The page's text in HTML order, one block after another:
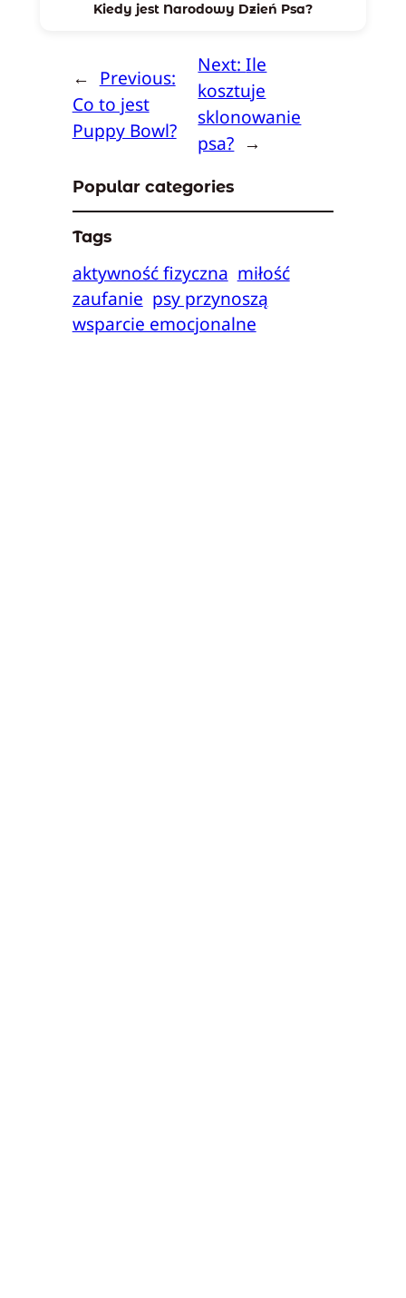
Kiedy jest Narodowy Dzień Psa?
← Previous:
Co to jest
Puppy Bowl?
Next:Ile
kosztuje
sklonowanie
psa? →
Popular categories
Tags
aktywność fizyczna miłość
zaufanie psy przynoszą
wsparcie emocjonalne